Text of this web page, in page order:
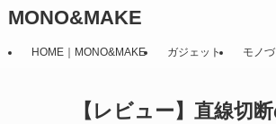
MONO&MAKE
HOME｜MONO&MAKE ガジェット モノ
【レビュー】直線切